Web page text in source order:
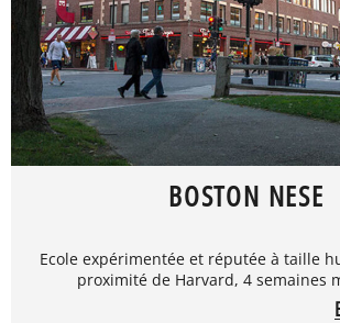
BOSTON NESE
Ecole expérimentée et réputée à taille
proximité de Harvard, 4 semaines